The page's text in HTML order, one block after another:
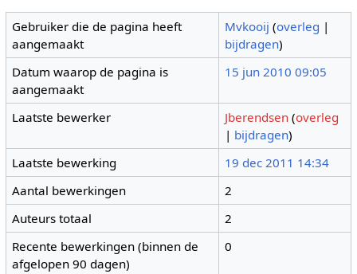
Gebruiker die de pagina heeft
aangemaakt
Mvkooij (overleg |
bijdragen)
Datum waarop de pagina is
aangemaakt
15 jun 2010 09:05
Laatste bewerker Jberendsen (overleg
| bijdragen)
Laatste bewerking
19 dec 2011 14:34
Aantal bewerkingen
2
Auteurs totaal
2
Recente bewerkingen (binnen de
afgelopen 90 dagen)
0